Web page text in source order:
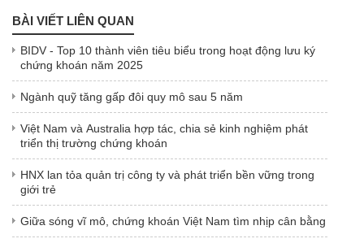
BÀI VIẾT LIÊN QUAN
BIDV - Top 10 thành viên tiêu biểu trong hoạt động lưu ký
chứng khoán năm 2025
Ngành quỹ tăng gấp đôi quy mô sau 5 năm
Việt Nam và Australia hợp tác, chia sẻ kinh nghiệm phát
triển thị trường chứng khoán
HNX lan tỏa quản trị công ty và phát triển bền vững trong
giới trẻ
Giữa sóng vĩ mô, chứng khoán Việt Nam tìm nhịp cân bằng